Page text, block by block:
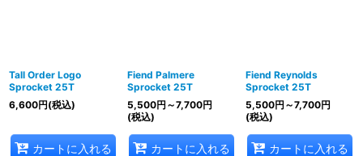
Tall Order Logo
Sprocket 25T
6,600円(税込)
カートに入れる
Fiend Palmere
Sprocket 25T
5,500円 ～7,700円
(税込)
カートに入れる
Fiend Reynolds
Sprocket 25T
5,500円 ～7,700円
(税込)
カートに入れる